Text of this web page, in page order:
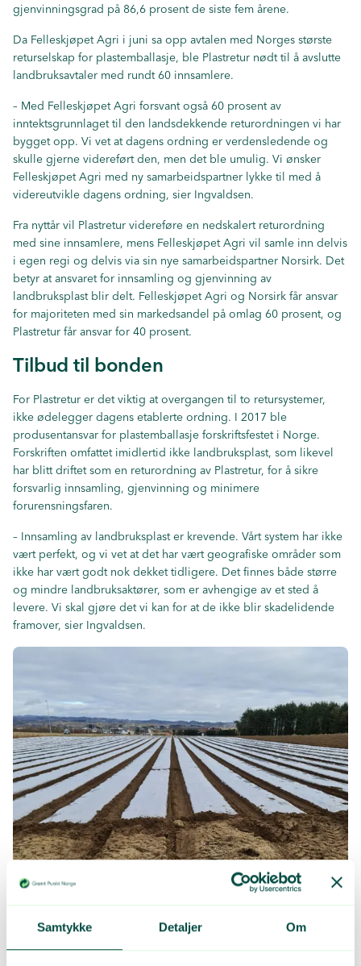
Samtykke Detaljer Om
gjenvinningsgrad på 86,6 prosent de siste fem årene.
Da Felleskjøpet Agri i juni sa opp avtalen med Norges største
returselskap for plastemballasje, ble Plastretur nødt til å avslutte
landbruksavtaler med rundt 60 innsamlere.
– Med Felleskjøpet Agri forsvant også 60 prosent av
inntektsgrunnlaget til den landsdekkende returordningen vi har
bygget opp. Vi vet at dagens ordning er verdensledende og
skulle gjerne videreført den, men det ble umulig. Vi ønsker
Felleskjøpet Agri med ny samarbeidspartner lykke til med å
videreutvikle dagens ordning, sier Ingvaldsen.
Fra nyttår vil Plastretur videreføre en nedskalert returordning
med sine innsamlere, mens Felleskjøpet Agri vil samle inn delvis
i egen regi og delvis via sin nye samarbeidspartner Norsirk. Det
betyr at ansvaret for innsamling og gjenvinning av
landbruksplast blir delt. Felleskjøpet Agri og Norsirk får ansvar
for majoriteten med sin markedsandel på omlag 60 prosent, og
Plastretur får ansvar for 40 prosent.
Tilbud til bonden
For Plastretur er det viktig at overgangen til to retursystemer,
ikke ødelegger dagens etablerte ordning. I 2017 ble
produsentansvar for plastemballasje forskriftsfestet i Norge.
Forskriften omfattet imidlertid ikke landbruksplast, som likevel
har blitt driftet som en returordning av Plastretur, for å sikre
forsvarlig innsamling, gjenvinning og minimere
forurensningsfaren.
– Innsamling av landbruksplast er krevende. Vårt system har ikke
vært perfekt, og vi vet at det har vært geografiske områder som
ikke har vært godt nok dekket tidligere. Det finnes både større
og mindre landbruksaktører, som er avhengige av et sted å
levere. Vi skal gjøre det vi kan for at de ikke blir skadelidende
framover, sier Ingvaldsen.
FOLIE: Selv om rundballeplast utgjør hovedandelen av
landbruksplast, er det også mye fiberduk og
solgangerfolie som brukes av norske bønder.